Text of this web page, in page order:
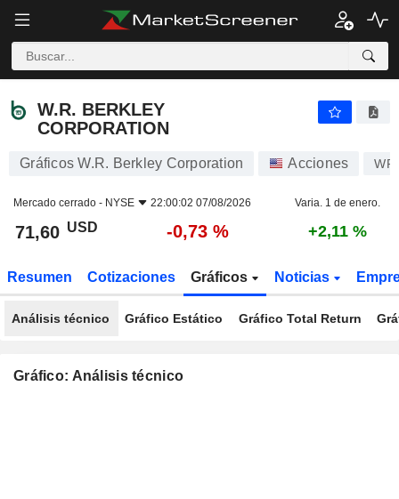
W.R. BERKLEY
CORPORATION
Gráficos W.R. Berkley Corporation Acciones
Mercado cerrado - NYSE 22:00:02 07/08/2026 Varia. 1 de enero.
71,60 USD -0,73 % +2,11 %
Resumen Cotizaciones Gráficos Noticias
Análisis técnico Gráfico Estático Gráfico Total Return
Gráfico: Análisis técnico